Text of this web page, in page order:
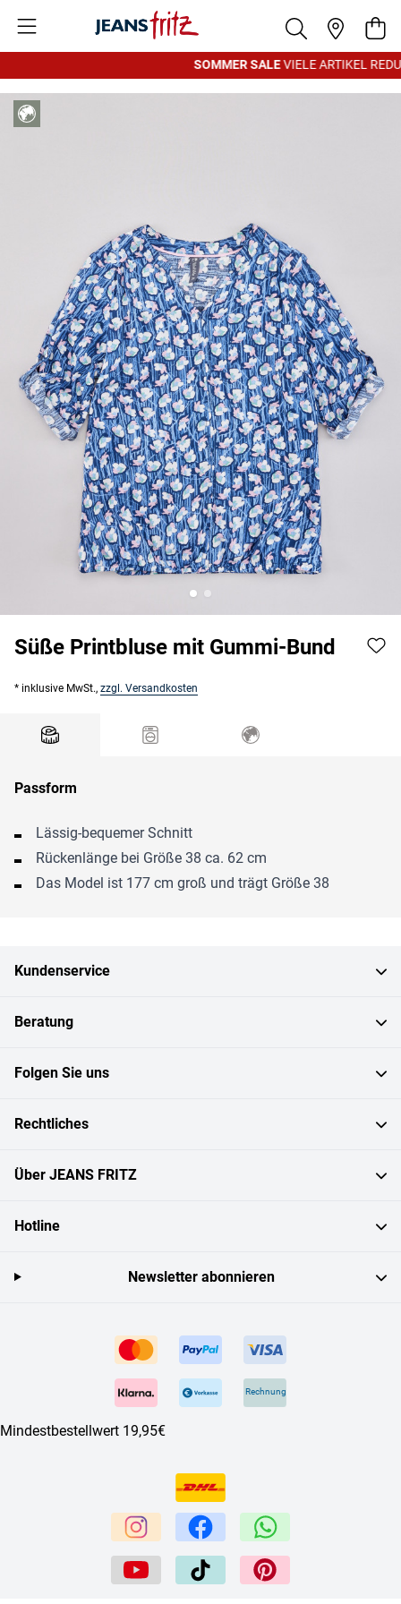
SOMMER SALEVIELE ARTIKEL
Süße Printbluse mit Gummi-Bund
* inklusive MwSt., zzgl. Versandkosten
Passform
Lässig-bequemer Schnitt
Rückenlänge bei Größe 38 ca. 62 cm
Das Model ist 177 cm groß und trägt Größe 38
Kundenservice
Beratung
Folgen Sie uns
Rechtliches
Über JEANS FRITZ
Hotline
Rechnung
Mindestbestellwert 19,95€
Newsletter abonnieren